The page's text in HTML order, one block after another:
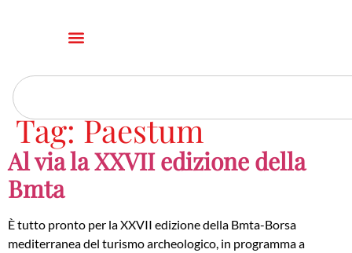
Tag:Paestum
Al via la XXVII edizione della
Bmta
È tutto pronto per la XXVII edizione della Bmta-Borsa
mediterranea del turismo archeologico, in programma a